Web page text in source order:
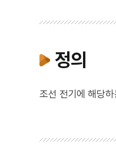
정의
조선 전기에 해당